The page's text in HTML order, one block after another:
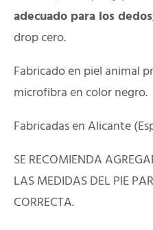
adecuado para los
drop cero.
Fabricado en piel animal
microfibra en color negro.
Fabricadas en Alicante
SE RECOMIENDA
LAS MEDIDAS DEL PIE
CORRECTA.